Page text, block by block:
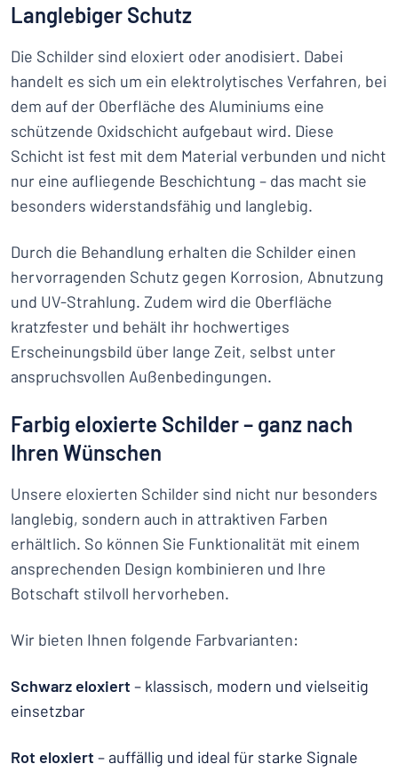
Langlebiger Schutz
Die Schilder sind eloxiert oder anodisiert. Dabei
handelt es sich um ein elektrolytisches Verfahren, bei
dem auf der Oberfläche des Aluminiums eine
schützende Oxidschicht aufgebaut wird. Diese
Schicht ist fest mit dem Material verbunden und nicht
nur eine aufliegende Beschichtung – das macht sie
besonders widerstandsfähig und langlebig.
Durch die Behandlung erhalten die Schilder einen
hervorragenden Schutz gegen Korrosion, Abnutzung
und UV-Strahlung. Zudem wird die Oberfläche
kratzfester und behält ihr hochwertiges
Erscheinungsbild über lange Zeit, selbst unter
anspruchsvollen Außenbedingungen.
Farbig eloxierte Schilder – ganz nach
Ihren Wünschen
Unsere eloxierten Schilder sind nicht nur besonders
langlebig, sondern auch in attraktiven Farben
erhältlich. So können Sie Funktionalität mit einem
ansprechenden Design kombinieren und Ihre
Botschaft stilvoll hervorheben.
Wir bieten Ihnen folgende Farbvarianten:
Schwarz eloxiert – klassisch, modern und vielseitig
einsetzbar
Rot eloxiert – auffällig und ideal für starke Signale